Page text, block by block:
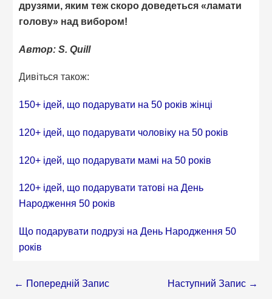
друзями, яким теж скоро доведеться «ламати
голову» над вибором!
Автор: S. Quill
Дивіться також:
150+ ідей, що подарувати на 50 років жінці
120+ ідей, що подарувати чоловіку на 50 років
120+ ідей, що подарувати мамі на 50 років
120+ ідей, що подарувати татові на День
Народження 50 років
Що подарувати подрузі на День Народження 50
років
← Попередній Запис Наступний Запис →